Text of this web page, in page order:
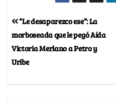
“Le desaparezco ese”: La
morboseada que le pegó Aída
Victoria Merlano a Petro y
Uribe